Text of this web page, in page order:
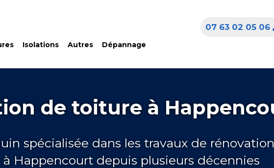
Isolations Autres Dépannage
07 63 02 05 06
de toiture à
spécialisée dans les travaux de
Happencourt depuis plusieurs décennies